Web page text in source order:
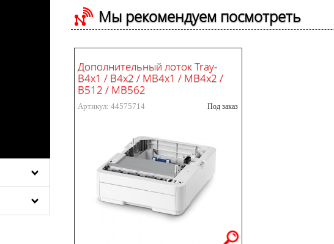
Мы рекомендуем посмотреть
Дополнительный лоток Tray-
B4x1 / B4x2 / MB4x1 / MB4x2 /
B512 / MB562
Артикул: 44575714 Под заказ